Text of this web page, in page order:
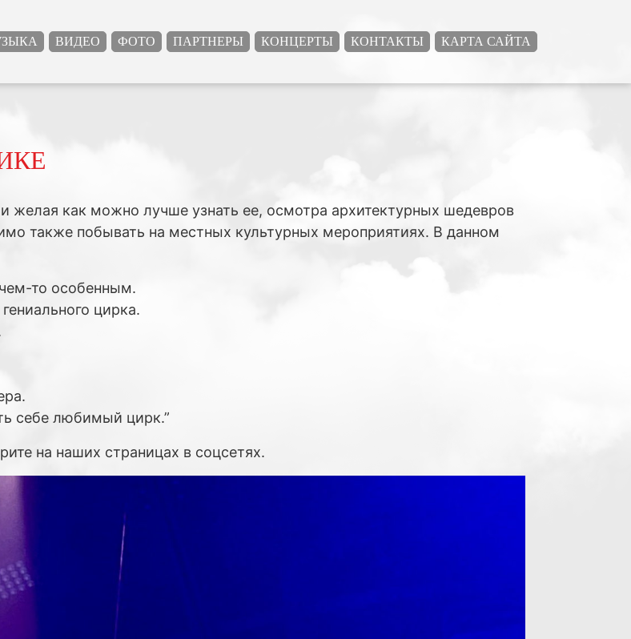
ВИДЕО ФОТО ПАРТНЕРЫ КОНЦЕРТЫ КОНТАКТЫ КАРТА САЙТА
как можно лучше узнать ее, осмотра архитектурных шедевров
также побывать на местных культурных мероприятиях. В данном
то особенным.
цирка.
себе любимый цирк.”
на наших страницах в соцсетях.